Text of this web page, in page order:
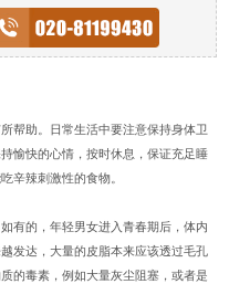
助。日常生活中要注意保持身体卫
愉快的心情，按时休息，保证充足睡
辛辣刺激性的食物。
的，年轻男女进入青春期后，体内
发达，大量的皮脂本来应该透过毛孔
的毒素，例如大量灰尘阻塞，或者是